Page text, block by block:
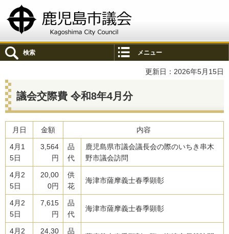
鹿児島市議会
検索 メニュー
更新日：2026年5月15日
議会交際費 令和8年4月分
月日 金額 内容
4月1
5日
3,564
円
品
代
鹿児島県市議会議長会の際のいちき串木
野市議会訪問
4月2
5日
20,00
0円
供
花
海津市薩摩義士春季顕彰
4月2
5日
7,615
円
品
代
海津市薩摩義士春季顕彰
4月2
24,30
品